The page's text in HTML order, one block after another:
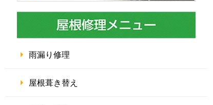
雨漏り修理
屋根葺き替え